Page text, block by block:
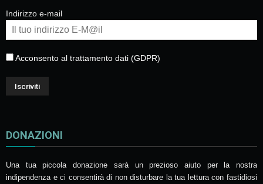
Indirizzo e-mail
Acconsento al trattamento dati (GDPR)
DONAZIONI
Una tua piccola donazione sarà un prezioso aiuto per la nostra
indipendenza e ci consentirà di non disturbare la tua lettura con fastidiosi